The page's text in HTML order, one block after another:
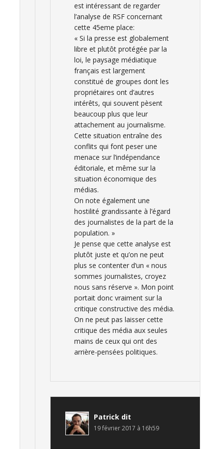
est intéressant de regarder
l’analyse de RSF concernant
cette 45eme place:
« Si la presse est globalement
libre et plutôt protégée par la
loi, le paysage médiatique
français est largement
constitué de groupes dont les
propriétaires ont d’autres
intérêts, qui souvent pèsent
beaucoup plus que leur
attachement au journalisme.
Cette situation entraîne des
conflits qui font peser une
menace sur l’indépendance
éditoriale, et même sur la
situation économique des
médias.
On note également une
hostilité grandissante à l’égard
des journalistes de la part de la
population. »
Je pense que cette analyse est
plutôt juste et qu’on ne peut
plus se contenter d’un « nous
sommes journalistes, croyez
nous sans réserve ». Mon point
portait donc vraiment sur la
critique constructive des média.
On ne peut pas laisser cette
critique des média aux seules
mains de ceux qui ont des
arrière-pensées politiques.
Patrick dit
19 février 2017 à 16h59